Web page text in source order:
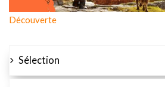
Découverte
Sélection